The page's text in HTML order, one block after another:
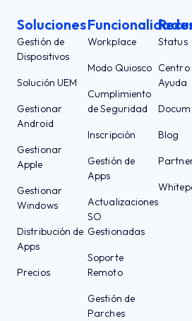
Soluciones
Gestión de
Dispositivos
Solución UEM
Gestionar
Android
Gestionar
Apple
Gestionar
Windows
Distribución de
Apps
Precios
Workplace
Modo Quiosco
Cumplimiento
de Seguridad
Inscripción
Gestión de
Apps
Actualizaciones
SO
Gestionadas
Soporte
Remoto
Gestión de
Parches
Status
Centro
Ayuda
Blog